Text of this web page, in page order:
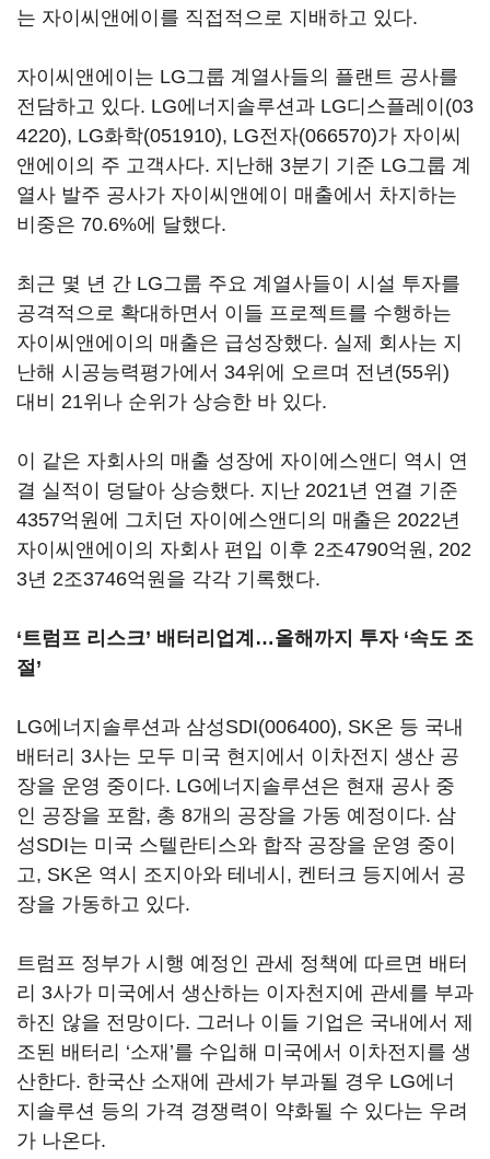
는 자이씨앤에이를 직접적으로 지배하고 있다.
자이씨앤에이는 LG그룹 계열사들의 플랜트 공사를
전담하고 있다. LG에너지솔루션과 LG디스플레이(03
4220), LG화학(051910), LG전자(066570)가 자이씨
앤에이의 주 고객사다. 지난해 3분기 기준 LG그룹 계
열사 발주 공사가 자이씨앤에이 매출에서 차지하는
비중은 70.6%에 달했다.
최근 몇 년 간 LG그룹 주요 계열사들이 시설 투자를
공격적으로 확대하면서 이들 프로젝트를 수행하는
자이씨앤에이의 매출은 급성장했다. 실제 회사는 지
난해 시공능력평가에서 34위에 오르며 전년(55위)
대비 21위나 순위가 상승한 바 있다.
이 같은 자회사의 매출 성장에 자이에스앤디 역시 연
결 실적이 덩달아 상승했다. 지난 2021년 연결 기준
4357억원에 그치던 자이에스앤디의 매출은 2022년
자이씨앤에이의 자회사 편입 이후 2조4790억원, 202
3년 2조3746억원을 각각 기록했다.
‘트럼프 리스크’ 배터리업계…올해까지 투자 ‘속도 조
절’
LG에너지솔루션과 삼성SDI(006400), SK온 등 국내
배터리 3사는 모두 미국 현지에서 이차전지 생산 공
장을 운영 중이다. LG에너지솔루션은 현재 공사 중
인 공장을 포함, 총 8개의 공장을 가동 예정이다. 삼
성SDI는 미국 스텔란티스와 합작 공장을 운영 중이
고, SK온 역시 조지아와 테네시, 켄터크 등지에서 공
장을 가동하고 있다.
트럼프 정부가 시행 예정인 관세 정책에 따르면 배터
리 3사가 미국에서 생산하는 이자천지에 관세를 부과
하진 않을 전망이다. 그러나 이들 기업은 국내에서 제
조된 배터리 ‘소재’를 수입해 미국에서 이차전지를 생
산한다. 한국산 소재에 관세가 부과될 경우 LG에너
지솔루션 등의 가격 경쟁력이 약화될 수 있다는 우려
가 나온다.